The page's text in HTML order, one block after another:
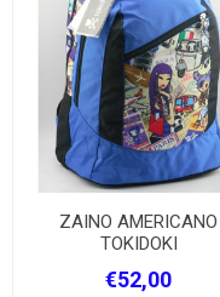
ZAINO AMERICANO
TOKIDOKI
€52,00